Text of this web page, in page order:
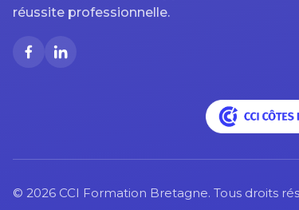
réussite professionnelle.
© 2026 CCI Formation Bretagne. Tous droits